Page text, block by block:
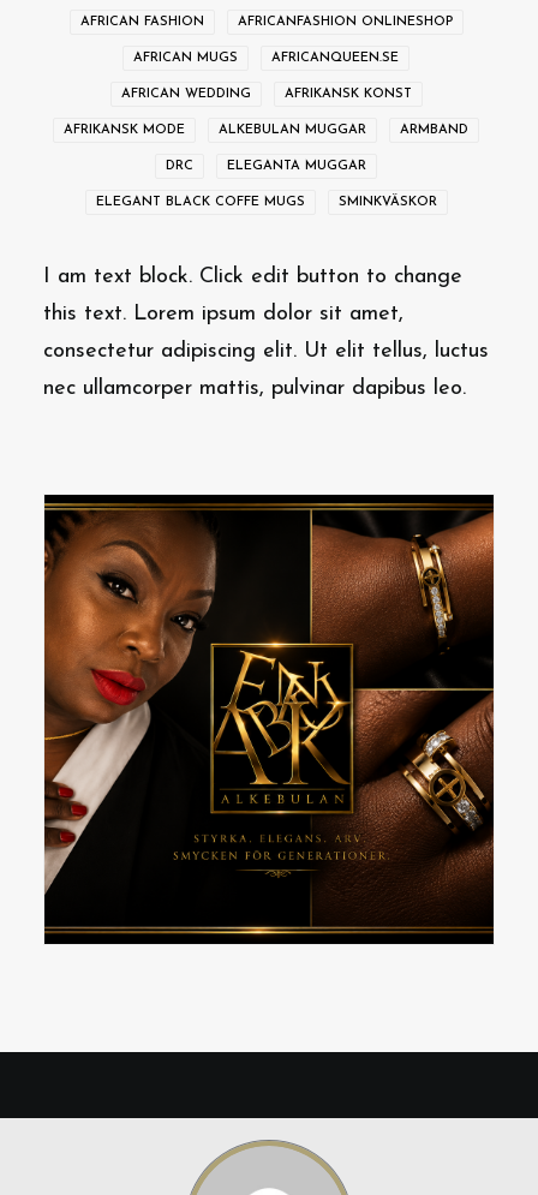
AFRICAN FASHION AFRICANFASHION ONLINESHOP
AFRICAN MUGS AFRICANQUEEN.SE
AFRICAN WEDDING AFRIKANSK KONST
AFRIKANSK MODE ALKEBULAN MUGGAR ARMBAND
DRC ELEGANTA MUGGAR
ELEGANT BLACK COFFE MUGS SMINKVÄSKOR
I am text block. Click edit button to change
this text. Lorem ipsum dolor sit amet,
consectetur adipiscing elit. Ut elit tellus, luctus
nec ullamcorper mattis, pulvinar dapibus leo.